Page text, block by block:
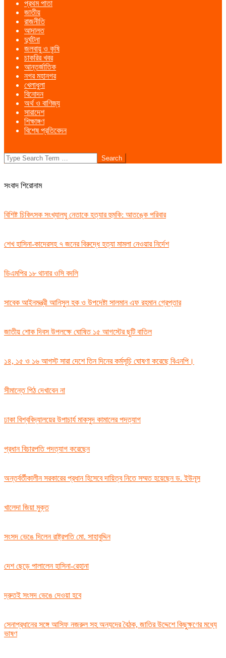
Menu
প্রথম পাতা
জাতীয়
রাজনীতি
আদালত
দুর্ঘটনা
জলবায়ু ও কৃষি
চাকরির খবর
আন্তর্জাতিক
নগর মহানগর
খেলাধুলা
বিনোদন
অর্থ ও বাণিজ্য
সারাদেশ
শিক্ষাঙ্গণ
বিশেষ প্রতিবেদন
Search
সংবাদ শিরোনাম
বিশিষ্ট চিকিৎসক সংখ্যালঘু নেতাকে হত্যার হুমকি: আতঙ্কে পরিবার
শেখ হাসিনা-কাদেরসহ ৭ জনের বিরুদ্ধে হত্যা মামলা নেওয়ার নির্দেশ
ডিএমপির ১৮ থানার ওসি বদলি
সাবেক আইনমন্ত্রী আনিসুল হক ও উপদেষ্টা সালমান এফ রহমান গ্রেপ্তার
জাতীয় শোক দিবস উপলক্ষে ঘোষিত ১৫ আগস্টের ছুটি বাতিল
১৪, ১৫ ও ১৬ আগস্ট সারা দেশে তিন দিনের কর্মসূচি ঘোষণা করেছে বিএনপি।
সীমান্তে পিঠ দেখাবেন না
ঢাকা বিশ্ববিদ্যালয়ের উপাচার্য মাকসুদ কামালের পদত্যাগ
প্রধান বিচারপতি পদত্যাগ করেছেন
অন্তর্বর্তীকালীন সরকারের প্রধান হিসেবে দায়িত্ব নিতে সম্মত হয়েছেন ড. ইউনূস
খালেদা জিয়া মুক্ত
সংসদ ভেঙে দিলেন রাষ্ট্রপতি মো. সাহাবুদ্দিন
দেশ ছেড়ে পালালেন হাসিনা-রেহানা
দ্রুতই সংসদ ভেঙে দেওয়া হবে
সেনাপ্রধানের সঙ্গে আসিফ নজরুল সহ অন্যদের বৈঠক, জাতির উদ্দেশে কিছুক্ষণের মধ্যে
ভাষণ